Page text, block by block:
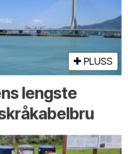
PLUSS
lengste